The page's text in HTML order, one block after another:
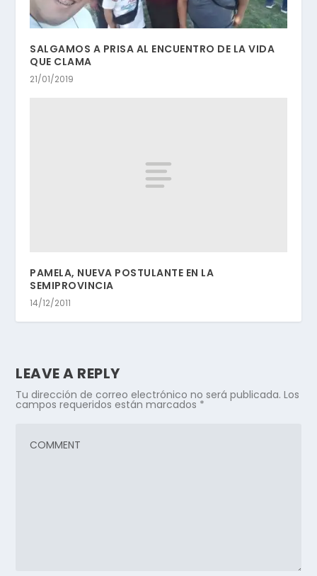
SALGAMOS A PRISA AL ENCUENTRO DE LA VIDA
QUE CLAMA
21/01/2019
PAMELA, NUEVA POSTULANTE EN LA
SEMIPROVINCIA
14/12/2011
LEAVE A REPLY
Tu dirección de correo electrónico no será publicada. Los
campos requeridos están marcados *